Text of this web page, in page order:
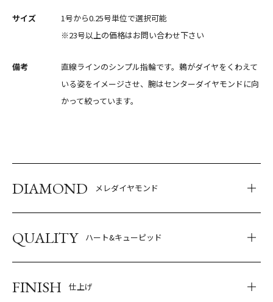
サイズ
1号から0.25号単位で選択可能
※23号以上の価格はお問い合わせ下さい
備考
直線ラインのシンプル指輪です。鶫がダイヤをくわえて
いる姿をイメージさせ、腕はセンターダイヤモンドに向
かって絞っています。
DIAMOND メレダイヤモンド
QUALITY ハート&キューピッド
FINISH 仕上げ